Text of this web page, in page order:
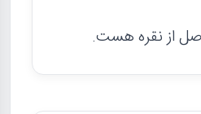
از نقره هست.